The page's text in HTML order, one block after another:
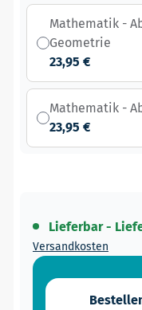
Mathematik -
Geometrie
23,95 €
Mathematik -
23,95 €
Lieferbar -
Versandkosten